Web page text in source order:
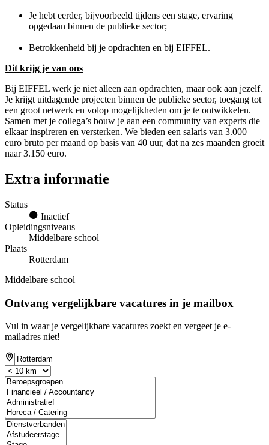
Je hebt eerder, bijvoorbeeld tijdens een stage, ervaring
opgedaan binnen de publieke sector;
Betrokkenheid bij je opdrachten en bij EIFFEL.
Dit krijg je van ons
Bij EIFFEL werk je niet alleen aan opdrachten, maar ook aan jezelf.
Je krijgt uitdagende projecten binnen de publieke sector, toegang tot
een groot netwerk en volop mogelijkheden om je te ontwikkelen.
Samen met je collega’s bouw je aan een community van experts die
elkaar inspireren en versterken. We bieden een salaris van 3.000
euro bruto per maand op basis van 40 uur, dat na zes maanden groeit
naar 3.150 euro.
Extra informatie
Status
Inactief
Opleidingsniveaus
Middelbare school
Plaats
Rotterdam
Middelbare school
Ontvang vergelijkbare vacatures in je mailbox
Vul in waar je vergelijkbare vacatures zoekt en vergeet je e-
mailadres niet!